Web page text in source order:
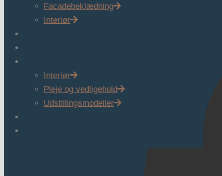
Facadebeklædning
Interiør
Interiør
Pleje og vedligehold
Udstillingsmodeller